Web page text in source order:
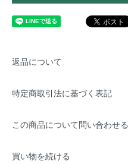
返品について
特定商取引法に基づく表記
この商品について問い合わせる
買い物を続ける